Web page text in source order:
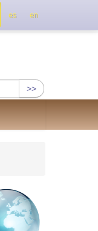
>>
es en
!